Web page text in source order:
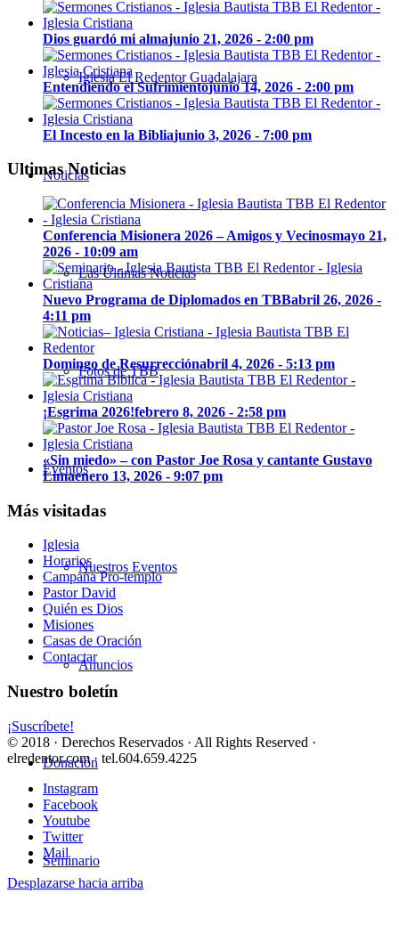
Iglesia El Redentor Guadalajara
Noticias
Las Últimas Noticias
Fotos de TBB
Eventos
Nuestros Eventos
Anuncios
Donación
Seminario
Dios guardó mi almajunio 21, 2026 - 2:00 pm
Entendiendo el Sufrimientojunio 14, 2026 - 2:00 pm
El Incesto en la Bibliajunio 3, 2026 - 7:00 pm
Ultimas Noticias
Conferencia Misionera 2026 – Amigos y Vecinosmayo 21,
2026 - 10:09 am
Nuevo Programa de Diplomados en TBBabril 26, 2026 -
4:11 pm
Domingo de Resurrecciónabril 4, 2026 - 5:13 pm
¡Esgrima 2026!febrero 8, 2026 - 2:58 pm
«Sin miedo» – con Pastor Joe Rosa y cantante Gustavo
Limaenero 13, 2026 - 9:07 pm
Más visitadas
Iglesia
Horarios
Campaña Pro-templo
Pastor David
Quién es Dios
Misiones
Casas de Oración
Contactar
Nuestro boletín
¡Suscríbete!
© 2018 · Derechos Reservados · All Rights Reserved ·
elredentor.com · tel.604.659.4225
Instagram
Facebook
Youtube
Twitter
Mail
Desplazarse hacia arriba